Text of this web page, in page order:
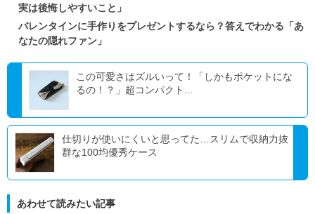
実は後悔しやすいこと」
バレンタインに手作りをプレゼントするなら？答えでわかる「あ
なたの隠れファン」
この可愛さはズルいって！「しかもポケットにな
るの！？」超コンパクト...
仕切りが使いにくいと思ってた…スリムで収納力抜
群な100均優秀ケース
あわせて読みたい記事